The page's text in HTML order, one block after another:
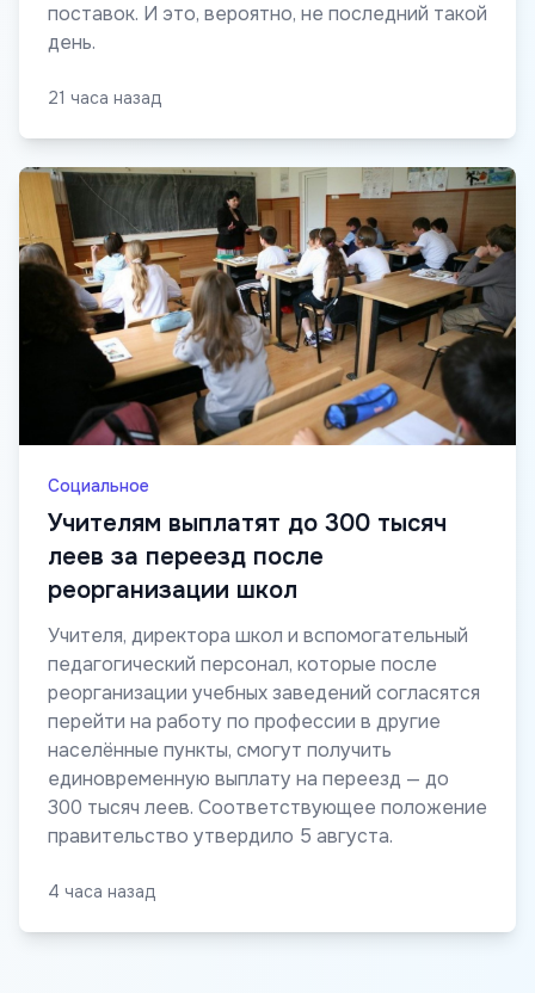
поставок. И это, вероятно, не последний такой
день.
21 часа назад
Социальное
Учителям выплатят до 300 тысяч
леев за переезд после
реорганизации школ
Учителя, директора школ и вспомогательный
педагогический персонал, которые после
реорганизации учебных заведений согласятся
перейти на работу по профессии в другие
населённые пункты, смогут получить
единовременную выплату на переезд — до
300 тысяч леев. Соответствующее положение
правительство утвердило 5 августа.
4 часа назад